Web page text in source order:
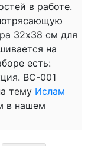
в работе.
32x38 см для
на
есть:
ВС-001
тему Ислам
в нашем